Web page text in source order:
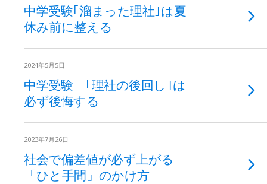
中学受験｢溜まった理社｣は夏
休み前に整える
2024年5月5日
中学受験 ｢理社の後回し｣は
必ず後悔する
2023年7月26日
社会で偏差値が必ず上がる
「ひと手間」のかけ方